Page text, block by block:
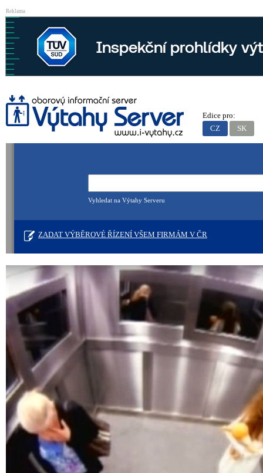
Reklama
Vyhledat na Výtahy Serveru
ZADAT VÝBĚROVÉ ŘÍZENÍ VŠEM FIRMÁM V ČR
Edice pro:
CZ
SK